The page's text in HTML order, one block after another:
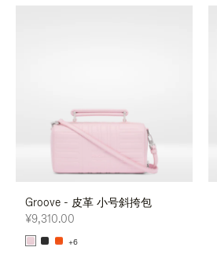
Groove - 皮革 小号斜挎包
¥9,310.00
+6